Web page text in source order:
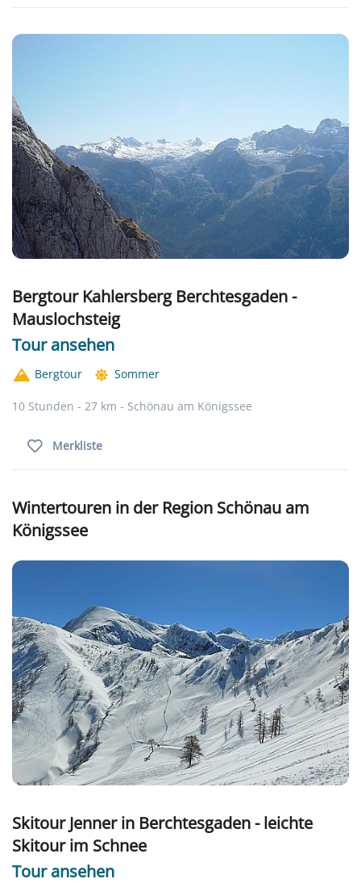
Bergtour Kahlersberg Berchtesgaden -
Mauslochsteig
Tour ansehen
Bergtour Sommer
10 Stunden - 27 km - Schönau am Königssee
Merkliste
Wintertouren in der Region Schönau am
Königssee
Skitour Jenner in Berchtesgaden - leichte
Skitour im Schnee
Tour ansehen